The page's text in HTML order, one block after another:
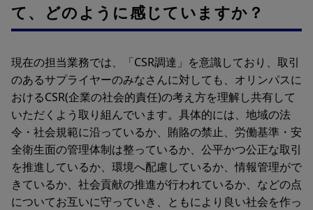
て、どのように感じていますか？
現在の担当業務では、「CSR調達」を意識しており、取引
のあるサプライヤーのみなさんに対しても、オリンパスに
おけるCSR(企業の社会的責任)の考え方を理解し共有して
いただくよう取り組んでいます。具体的には、地域の法
令・社会規範に沿っているか、賄賂の禁止、労働基準・安
全衛生面の管理体制は整っているか、公平かつ公正な取引
を推進しているか、環境へ配慮しているか、情報管理がで
きているか、社会貢献の推進が行われているか、などの点
についてお互いに守っていき、ともにより良い社会を作っ